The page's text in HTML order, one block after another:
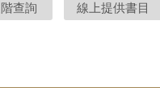
查詢 線上提供書目